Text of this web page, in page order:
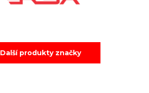
Další produkty značky